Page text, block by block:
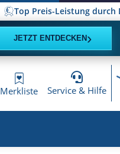
Top Preis-Leistung
JETZT ENTDECKEN›
Merkliste Service & Hilfe